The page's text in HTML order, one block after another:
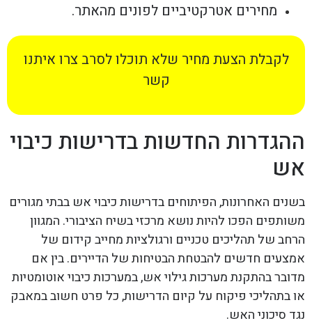
מחירים אטרקטיביים לפונים מהאתר.
לקבלת הצעת מחיר שלא תוכלו לסרב צרו איתנו
קשר
ההגדרות החדשות בדרישות כיבוי
אש
בשנים האחרונות, הפיתוחים בדרישות כיבוי אש בבתי מגורים
משותפים הפכו להיות נושא מרכזי בשיח הציבורי. המגוון
הרחב של תהליכים טכניים ורגולציות מחייב קידום של
אמצעים חדשים להבטחת הבטיחות של הדיירים. בין אם
מדובר בהתקנת מערכות גילוי אש, במערכות כיבוי אוטומטיות
או בתהליכי פיקוח על קיום הדרישות, כל פרט חשוב במאבק
נגד סיכוני האש.